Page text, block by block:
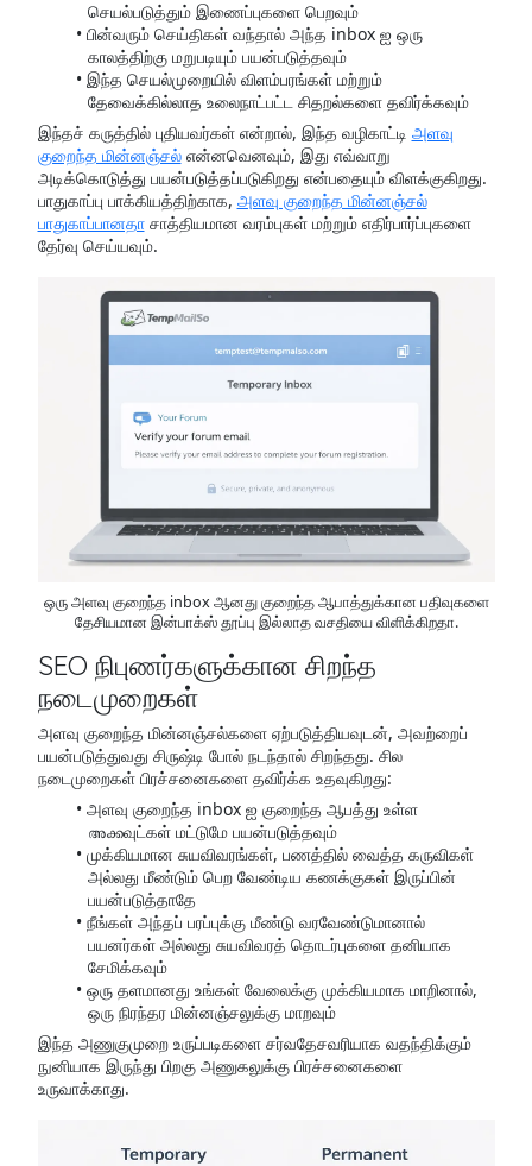
செயல்படுத்தும் இணைப்புகளை பெறவும்
பின்வரும் செய்திகள் வந்தால் அந்த inbox ஐ ஒரு
காலத்திற்கு மறுபடியும் பயன்படுத்தவும்
இந்த செயல்முறையில் விளம்பரங்கள் மற்றும்
தேவைக்கில்லாத உலைநாட்பட்ட சிதறல்களை தவிர்க்கவும்
இந்தச் கருத்தில் புதியவர்கள் என்றால், இந்த வழிகாட்டி அளவு
குறைந்த மின்னஞ்சல்என்னவெனவும், இது எவ்வாறு
அடிக்கொடுத்து பயன்படுத்தப்படுகிறது என்பதையும் விளக்குகிறது.
பாதுகாப்பு பாக்கியத்திற்காக, அளவு குறைந்த மின்னஞ்சல்
பாதுகாப்பானதாசாத்தியமான வரம்புகள் மற்றும் எதிர்பார்ப்புகளை
தேர்வு செய்யவும்.
ஒரு அளவு குறைந்த inbox ஆனது குறைந்த ஆபாத்துக்கான பதிவுகளை
தேசியமான இன்பாக்ஸ் தூப்பு இல்லாத வசதியை விளிக்கிறதா.
SEO நிபுணர்களுக்கான சிறந்த
நடைமுறைகள்
அளவு குறைந்த மின்னஞ்சல்களை ஏற்படுத்தியவுடன், அவற்றைப்
பயன்படுத்துவது சிருஷ்டி போல் நடந்தால் சிறந்தது. சில
நடைமுறைகள் பிரச்சனைகளை தவிர்க்க உதவுகிறது:
அளவு குறைந்த inbox ஐ குறைந்த ஆபத்து உள்ள
അക്കவுட்கள் மட்டுமே பயன்படுத்தவும்
முக்கியமான சுயவிவரங்கள், பணத்தில் வைத்த கருவிகள்
அல்லது மீண்டும் பெற வேண்டிய கணக்குகள் இருப்பின்
பயன்படுத்தாதே
நீங்கள் அந்தப் பரப்புக்கு மீண்டு வரவேண்டுமானால்
பயனர்கள் அல்லது சுயவிவரத் தொடர்புகளை தனியாக
சேமிக்கவும்
ஒரு தளமானது உங்கள் வேலைக்கு முக்கியமாக மாறினால்,
ஒரு நிரந்தர மின்னஞ்சலுக்கு மாறவும்
இந்த அணுகுமுறை உருப்படிகளை சர்வதேசவரியாக வதந்திக்கும்
நுனியாக இருந்து பிறகு அணுகலுக்கு பிரச்சனைகளை
உருவாக்காது.